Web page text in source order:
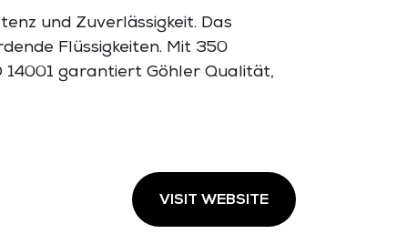
und Zuverlässigkeit. Das
Flüssigkeiten. Mit 350
14001 garantiert Göhler Qualität,
VISIT WEBSITE